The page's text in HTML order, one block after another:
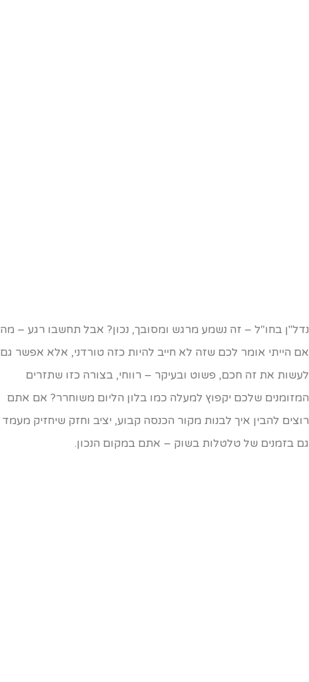
בחו"ל – זה נשמע מרגש ומסובך, נכון? אבל תחשבו רגע – מה
הייתי אומר לכם שזה לא חייב להיות כזה טורדני, אלא אפשר גם
את זה חכם, פשוט ובעיקר – רווחי, בצורה כזו שתזרים
שלכם יקפוץ למעלה כמו בלון הליום משוחרר? אם אתם
להבין איך לבנות מקור הכנסה קבוע, יציב וחזק שיחזיק מעמד
בזמנים של טלטלות בשוק – אתם במקום הנכון.